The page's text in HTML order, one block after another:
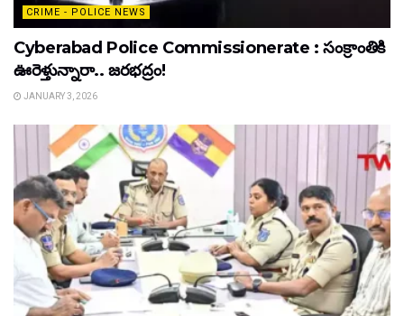
CRIME - POLICE NEWS
Cyberabad Police Commissionerate : సంక్రాంతికి
ఊరెళ్తున్నారా.. జరభద్రం!
JANUARY 3, 2026